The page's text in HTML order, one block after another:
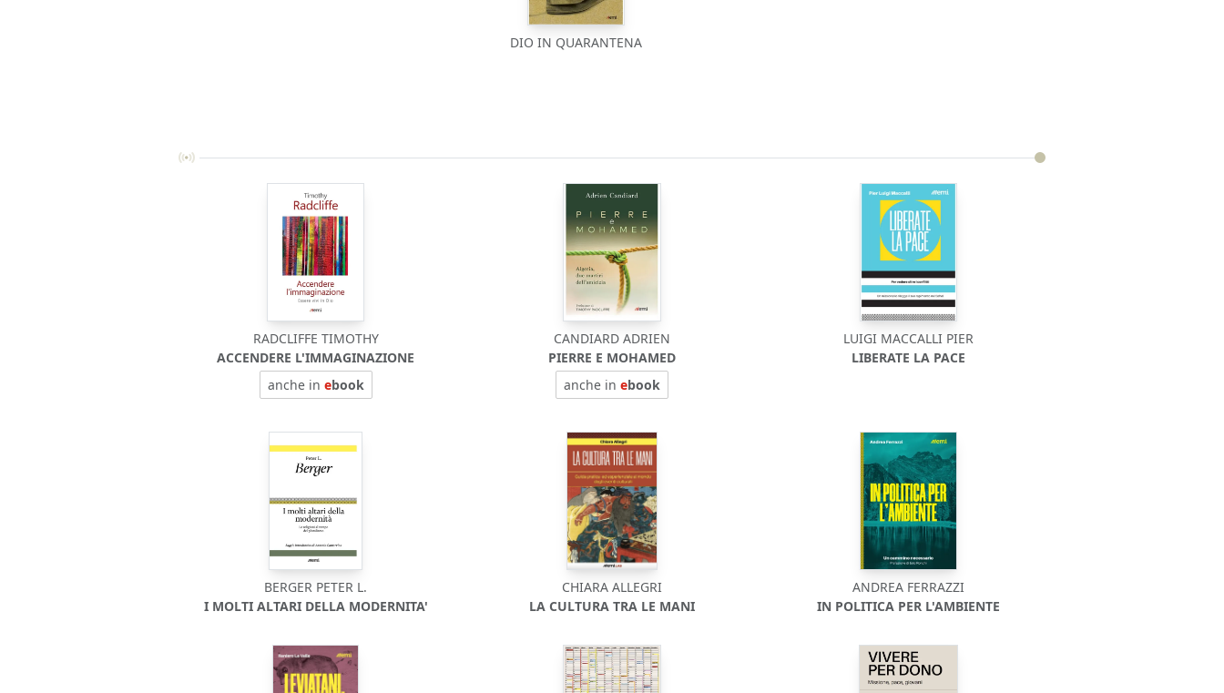
DIO IN QUARANTENA
RADCLIFFE TIMOTHY
ACCENDERE L'IMMAGINAZIONE
anche in ebook
CANDIARD ADRIEN
PIERRE E MOHAMED
anche in ebook
LUIGI MACCALLI PIER
LIBERATE LA PACE
BERGER PETER L.
I MOLTI ALTARI DELLA MODERNITA'
CHIARA ALLEGRI
LA CULTURA TRA LE MANI
ANDREA FERRAZZI
IN POLITICA PER L'AMBIENTE